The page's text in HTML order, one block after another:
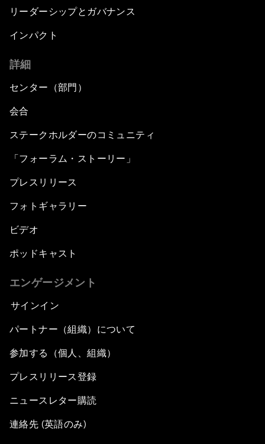
リーダーシップとガバナンス
インパクト
詳細
センター（部門）
会合
ステークホルダーのコミュニティ
「フォーラム・ストーリー」
プレスリリース
フォトギャラリー
ビデオ
ポッドキャスト
エンゲージメント
サインイン
パートナー（組織）について
参加する（個人、組織）
プレスリリース登録
ニュースレター購読
連絡先 (英語のみ)